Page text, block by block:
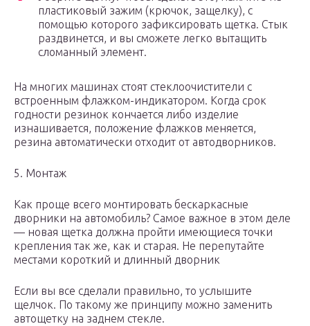
пластиковый зажим (крючок, защелку), с
помощью которого зафиксировать щетка. Стык
раздвинется, и вы сможете легко вытащить
сломанный элемент.
На многих машинах стоят стеклоочистители с
встроенным флажком-индикатором. Когда срок
годности резинок кончается либо изделие
изнашивается, положение флажков меняется,
резина автоматически отходит от автодворников.
5. Монтаж
Как проще всего монтировать бескаркасные
дворники на автомобиль? Самое важное в этом деле
— новая щетка должна пройти имеющиеся точки
крепления так же, как и старая. Не перепутайте
местами короткий и длинный дворник
Если вы все сделали правильно, то услышите
щелчок. По такому же принципу можно заменить
автощетку на заднем стекле.